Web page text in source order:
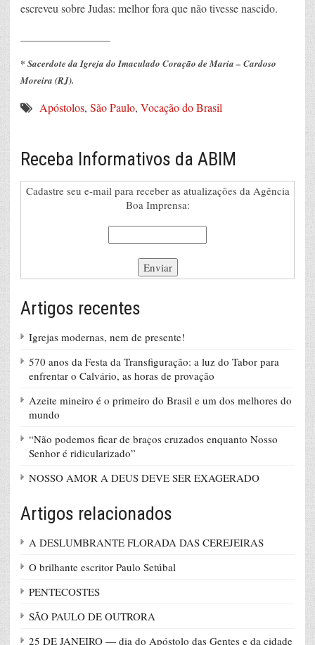
escreveu sobre Judas: melhor fora que não tivesse nascido.
* Sacerdote da Igreja do Imaculado Coração de Maria – Cardoso
Moreira (RJ).
Apóstolos, São Paulo, Vocação do Brasil
Receba Informativos da ABIM
Cadastre seu e-mail para receber as atualizações da Agência
Boa Imprensa:
Artigos recentes
Igrejas modernas, nem de presente!
570 anos da Festa da Transfiguração: a luz do Tabor para
enfrentar o Calvário, as horas de provação
Azeite mineiro é o primeiro do Brasil e um dos melhores do
mundo
“Não podemos ficar de braços cruzados enquanto Nosso
Senhor é ridicularizado”
NOSSO AMOR A DEUS DEVE SER EXAGERADO
Artigos relacionados
A DESLUMBRANTE FLORADA DAS CEREJEIRAS
O brilhante escritor Paulo Setúbal
PENTECOSTES
SÃO PAULO DE OUTRORA
25 DE JANEIRO — dia do Apóstolo das Gentes e da cidade